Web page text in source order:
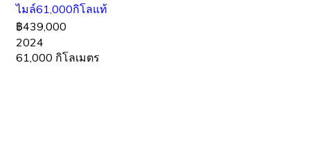
ไมล์61,000กิโลแท้
฿439,000
2024
61,000 กิโลเมตร